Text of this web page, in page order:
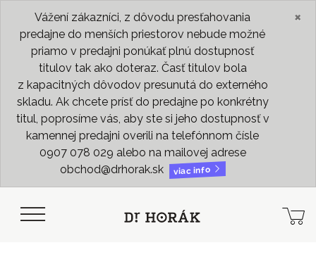
Vážení zákazníci, z dôvodu presťahovania
predajne do menších priestorov nebude možné
priamo v predajni ponúkať plnú dostupnosť
titulov tak ako doteraz. Časť titulov bola
z kapacitných dôvodov presunutá do externého
skladu. Ak chcete prísť do predajne po konkrétny
titul, poprosíme vás, aby ste si jeho dostupnosť v
kamennej predajni overili na telefónnom čísle
0907 078 029 alebo na mailovej adrese
obchod@drhorak.sk
viac info
×